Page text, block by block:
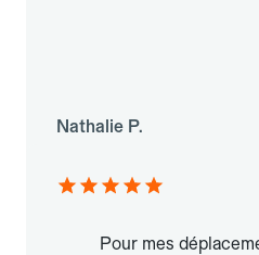
Nathalie P.
Pour mes